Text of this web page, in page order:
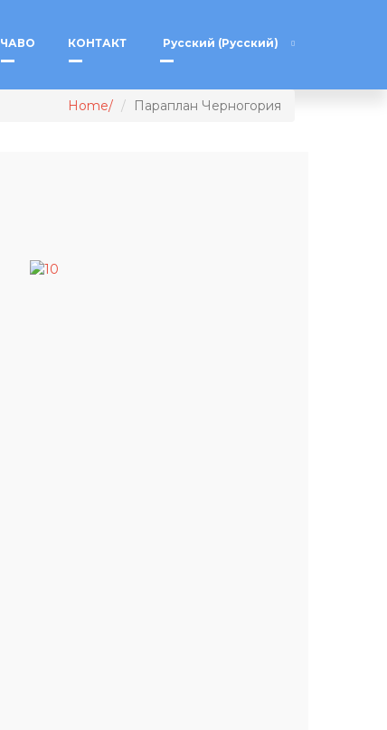
ЧАВО КОНТАКТ Русский (Русский)
Home Параплан Черногория